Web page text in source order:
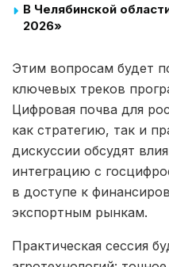
В Челябинской
2026»
Этим вопросам будет
ключевых треков
Цифровая почва для
как стратегию, так и
дискуссии обсудят
интеграцию с
в доступе к
экспортным рынкам.
Практическая сессия